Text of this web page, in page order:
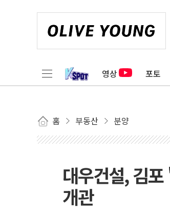
영상 포토
홈 부동산 분양
대우건설, 김
개관